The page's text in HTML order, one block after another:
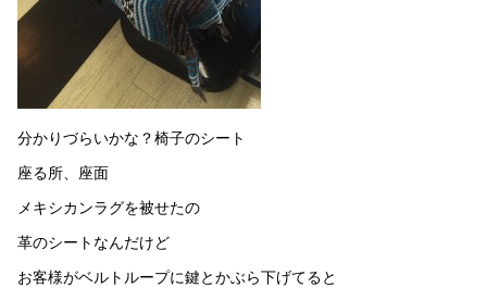
分かりづらいかな？椅子のシート
座る所、座面
メキシカンラグを被せたの
革のシートなんだけど
お客様がベルトループに鍵とかぶら下げてると